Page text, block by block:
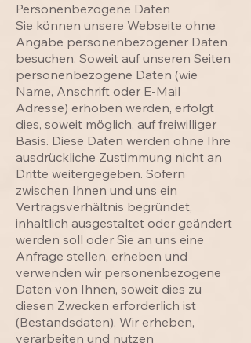
Personenbezogene Daten
Sie können unsere Webseite ohne
Angabe personenbezogener Daten
besuchen. Soweit auf unseren Seiten
personenbezogene Daten (wie
Name, Anschrift oder E-Mail
Adresse) erhoben werden, erfolgt
dies, soweit möglich, auf freiwilliger
Basis. Diese Daten werden ohne Ihre
ausdrückliche Zustimmung nicht an
Dritte weitergegeben. Sofern
zwischen Ihnen und uns ein
Vertragsverhältnis begründet,
inhaltlich ausgestaltet oder geändert
werden soll oder Sie an uns eine
Anfrage stellen, erheben und
verwenden wir personenbezogene
Daten von Ihnen, soweit dies zu
diesen Zwecken erforderlich ist
(Bestandsdaten). Wir erheben,
verarbeiten und nutzen